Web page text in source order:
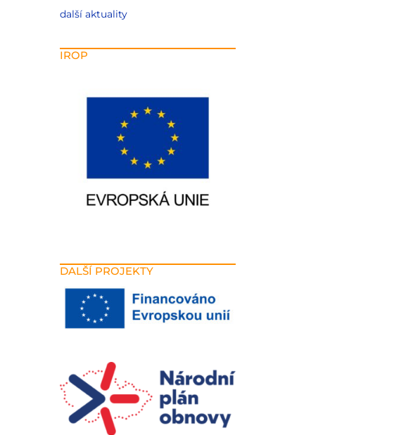
další aktuality
IROP
DALŠÍ PROJEKTY